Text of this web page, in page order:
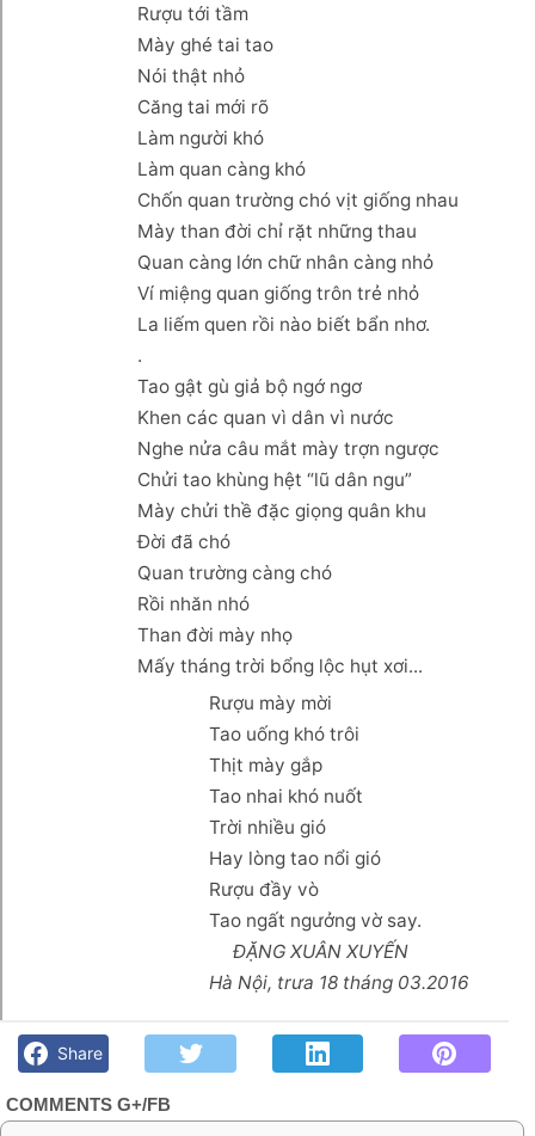
Rượu tới tầm
Mày ghé tai tao
Nói thật nhỏ
Căng tai mới rõ
Làm người khó
Làm quan càng khó
Chốn quan trường chó vịt giống nhau
Mày than đời chỉ rặt những thau
Quan càng lớn chữ nhân càng nhỏ
Ví miệng quan giống trôn trẻ nhỏ
La liếm quen rồi nào biết bẩn nhơ.
.
Tao gật gù giả bộ ngớ ngơ
Khen các quan vì dân vì nước
Nghe nửa câu mắt mày trợn ngược
Chửi tao khùng hệt “lũ dân ngu”
Mày chửi thề đặc giọng quân khu
Đời đã chó
Quan trường càng chó
Rồi nhăn nhó
Than đời mày nhọ
Mấy tháng trời bổng lộc hụt xơi...
Rượu mày mời
Tao uống khó trôi
Thịt mày gắp
Tao nhai khó nuốt
Trời nhiều gió
Hay lòng tao nổi gió
Rượu đầy vò
Tao ngất ngưởng vờ say.
ĐẶNG XUÂN XUYẾN
Hà Nội, trưa 18 tháng 03.2016
bè. Chút gì để nhớ!
Share
COMMENTS G+/FB